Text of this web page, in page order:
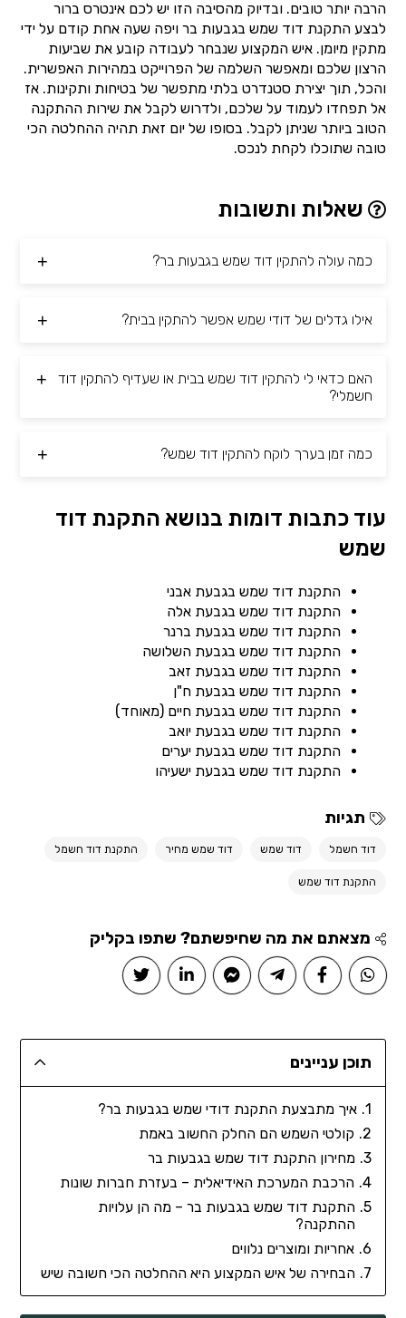
הרבה יותר טובים. ובדיוק מהסיבה הזו יש לכם אינטרס ברור
לבצע התקנת דוד שמש בגבעות בר ויפה שעה אחת קודם על ידי
מתקין מיומן. איש המקצוע שנבחר לעבודה קובע את שביעות
הרצון שלכם ומאפשר השלמה של הפרוייקט במהירות האפשרית.
והכל, תוך יצירת סטנדרט בלתי מתפשר של בטיחות ותקינות. אז
אל תפחדו לעמוד על שלכם, ולדרוש לקבל את שירות ההתקנה
הטוב ביותר שניתן לקבל. בסופו של יום זאת תהיה ההחלטה הכי
טובה שתוכלו לקחת לנכס.
שאלות ותשובות
כמה עולה להתקין דוד שמש בגבעות בר?
אילו גדלים של דודי שמש אפשר להתקין בבית?
האם כדאי לי להתקין דוד שמש בבית או שעדיף להתקין דוד
חשמלי?
כמה זמן בערך לוקח להתקין דוד שמש?
עוד כתבות דומות בנושא התקנת דוד
שמש
התקנת דוד שמש בגבעת אבני
התקנת דוד שמש בגבעת אלה
התקנת דוד שמש בגבעת ברנר
התקנת דוד שמש בגבעת השלושה
התקנת דוד שמש בגבעת זאב
התקנת דוד שמש בגבעת ח"ן
התקנת דוד שמש בגבעת חיים (מאוחד)
התקנת דוד שמש בגבעת יואב
התקנת דוד שמש בגבעת יערים
התקנת דוד שמש בגבעת ישעיהו
תגיות
דוד חשמל דוד שמש דוד שמש מחיר התקנת דוד חשמל
התקנת דוד שמש
מצאתם את מה שחיפשתם? שתפו בקליק
תוכן עניינים
איך מתבצעת התקנת דודי שמש בגבעות בר?
קולטי השמש הם החלק החשוב באמת
מחירון התקנת דוד שמש בגבעות בר
הרכבת המערכת האידיאלית – בעזרת חברות שונות
התקנת דוד שמש בגבעות בר – מה הן עלויות
ההתקנה?
אחריות ומוצרים נלווים
הבחירה של איש המקצוע היא ההחלטה הכי חשובה שיש